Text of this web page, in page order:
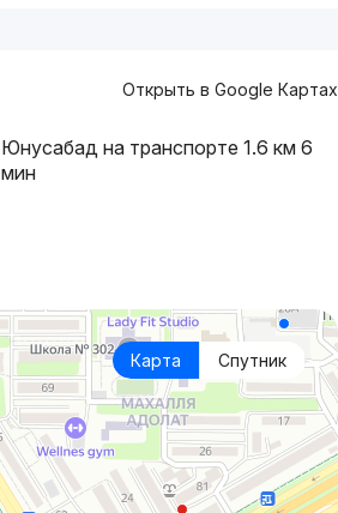
Открыть в Google Картах
Юнусабад на транспорте 1.6 км 6
мин
Карта Спутник